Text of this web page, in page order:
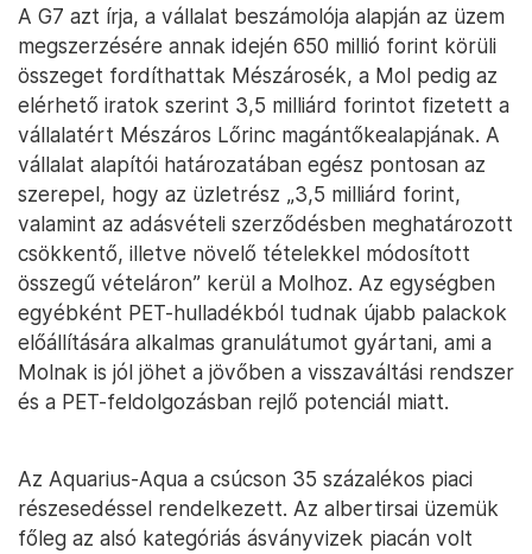
A G7 azt írja, a vállalat beszámolója alapján az üzem
megszerzésére annak idején 650 millió forint körüli
összeget fordíthattak Mészárosék, a Mol pedig az
elérhető iratok szerint 3,5 milliárd forintot fizetett a
vállalatért Mészáros Lőrinc magántőkealapjának. A
vállalat alapítói határozatában egész pontosan az
szerepel, hogy az üzletrész „3,5 milliárd forint,
valamint az adásvételi szerződésben meghatározott
csökkentő, illetve növelő tételekkel módosított
összegű vételáron” kerül a Molhoz. Az egységben
egyébként PET-hulladékból tudnak újabb palackok
előállítására alkalmas granulátumot gyártani, ami a
Molnak is jól jöhet a jövőben a visszaváltási rendszer
és a PET-feldolgozásban rejlő potenciál miatt.
Az Aquarius-Aqua a csúcson 35 százalékos piaci
részesedéssel rendelkezett. Az albertirsai üzemük
főleg az alsó kategóriás ásványvizek piacán volt